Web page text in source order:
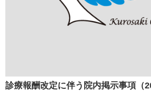
診療報酬改定に伴う院内掲示事項（